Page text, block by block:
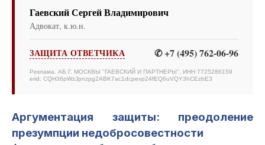
Гаевский Сергей Владимирович
Адвокат, к.ю.н.
ЗАЩИТА ОТВЕТЧИКА ✆ +7 (495) 762-06-96
Реклама. АБ Г. МОСКВЫ "ГАЕВСКИЙ И ПАРТНЕРЫ", ИНН 7725286159
erid: CQH36pWzJpnzpg2ABK7ac1dcpevp24fEQ6uVQY3hCEzbE3
Аргументация защиты: преодоление
презумпции недобросовестности